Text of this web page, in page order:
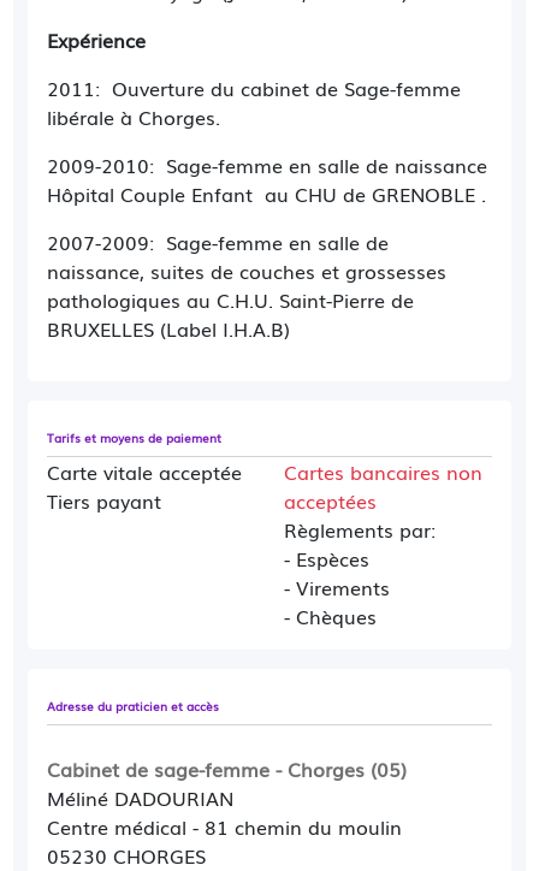
Expérience
2011: Ouverture du cabinet de Sage-femme
libérale à Chorges.
2009-2010: Sage-femme en salle de naissance
Hôpital Couple Enfant au CHU de GRENOBLE .
2007-2009: Sage-femme en salle de
naissance, suites de couches et grossesses
pathologiques au C.H.U. Saint-Pierre de
BRUXELLES (Label I.H.A.B)
Tarifs et moyens de paiement
Carte vitale acceptée
Tiers payant
Cartes bancaires non
acceptées
Règlements par:
- Espèces
- Virements
- Chèques
Adresse du praticien et accès
Cabinet de sage-femme - Chorges (05)
Méliné DADOURIAN
Centre médical - 81 chemin du moulin
05230 CHORGES